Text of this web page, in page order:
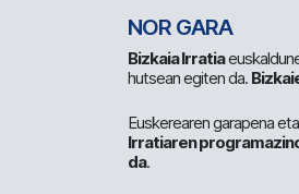
NOR GARA
Bizkaia Irratia
hutsean egiten da.
Euskerearen garapena
Irratiaren
da.